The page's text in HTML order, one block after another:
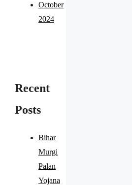
October
2024
Recent
Posts
Bihar
Murgi
Palan
Yojana